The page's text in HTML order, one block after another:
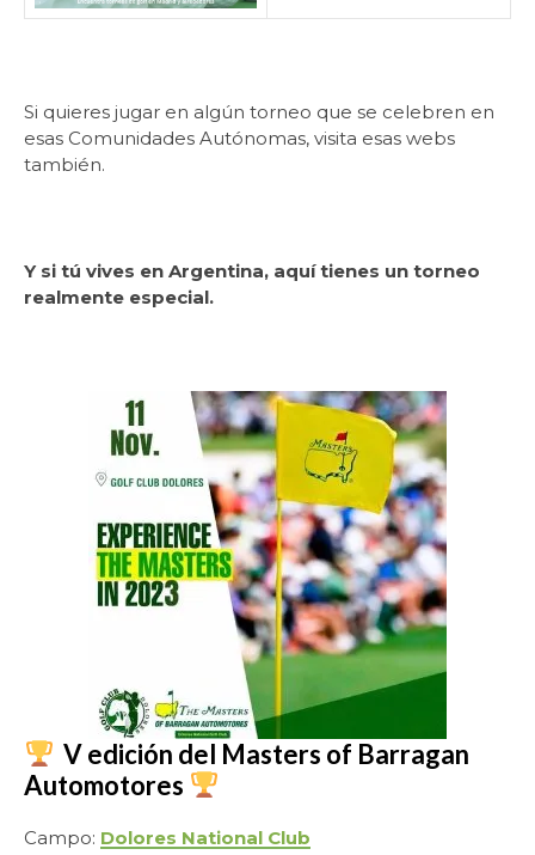
Si quieres jugar en algún torneo que se celebren en
esas Comunidades Autónomas, visita esas webs
también.
Y si tú vives en Argentina, aquí tienes un torneo
realmente especial.
V edición del Masters of Barragan
Automotores
Campo: Dolores National Club